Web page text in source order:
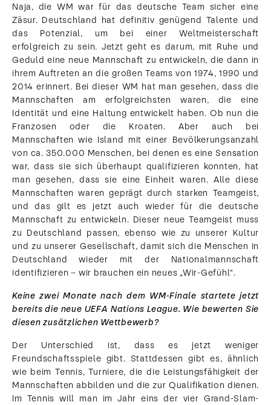
Naja, die WM war für das deutsche Team sicher eine
Zäsur. Deutschland hat definitiv genügend Talente und
das Potenzial, um bei einer Weltmeisterschaft
erfolgreich zu sein. Jetzt geht es darum, mit Ruhe und
Geduld eine neue Mannschaft zu entwickeln, die dann in
ihrem Auftreten an die großen Teams von 1974, 1990 und
2014 erinnert. Bei dieser WM hat man gesehen, dass die
Mannschaften am erfolgreichsten waren, die eine
Identität und eine Haltung entwickelt haben. Ob nun die
Franzosen oder die Kroaten. Aber auch bei
Mannschaften wie Island mit einer Bevölkerungsanzahl
von ca. 350.000 Menschen, bei denen es eine Sensation
war, dass sie sich überhaupt qualifizieren konnten, hat
man gesehen, dass sie eine Einheit waren. Alle diese
Mannschaften waren geprägt durch starken Teamgeist,
und das gilt es jetzt auch wieder für die deutsche
Mannschaft zu entwickeln. Dieser neue Teamgeist muss
zu Deutschland passen, ebenso wie zu unserer Kultur
und zu unserer Gesellschaft, damit sich die Menschen in
Deutschland wieder mit der Nationalmannschaft
identifizieren – wir brauchen ein neues „Wir-Gefühl“.
Keine zwei Monate nach dem WM-Finale startete jetzt
bereits die neue UEFA Nations League. Wie bewerten Sie
diesen zusätzlichen Wettbewerb?
Der Unterschied ist, dass es jetzt weniger
Freundschaftsspiele gibt. Stattdessen gibt es, ähnlich
wie beim Tennis, Turniere, die die Leistungsfähigkeit der
Mannschaften abbilden und die zur Qualifikation dienen.
Im Tennis will man im Jahr eins der vier Grand-Slam-